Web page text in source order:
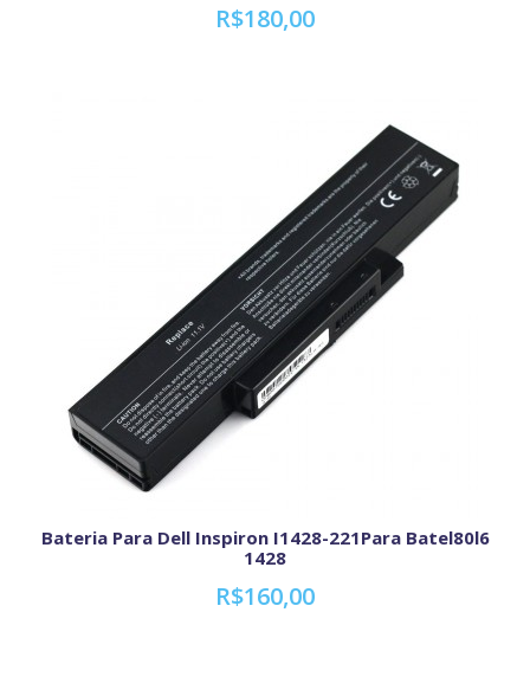
R$180,00
Bateria Para Dell Inspiron I1428-221Para Batel80l6
1428
R$160,00